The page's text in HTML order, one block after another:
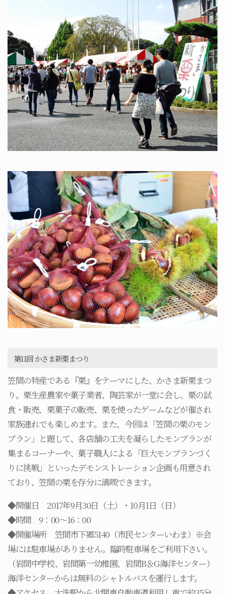
第11回 かさま新栗まつり
笠間の特産である『栗』をテーマにした、かさま新栗まつ
り。栗生産農家や菓子業者、陶芸家が一堂に会し、栗の試
食・販売、栗菓子の販売、栗を使ったゲームなどが催され
家族連れでも楽しめます。また、今回は「笠間の栗のモン
ブラン」と題して、各店舗の工夫を凝らしたモンブランが
集まるコーナーや、菓子職人による「巨大モンブランづく
りに挑戦」といったデモンストレーション企画も用意され
ており、笠間の栗を存分に満喫できます。
◆開催日 2017年9月30日（土）・10月1日（日）
◆時間 9：00～16：00
◆開催場所 笠間市下郷5140（市民センターいわま）※会
場には駐車場がありません。臨時駐車場をご利用下さい。
（岩間中学校、岩間第一幼稚園、岩間B＆G海洋センター）
海洋センターからは無料のシャトルバスを運行します。